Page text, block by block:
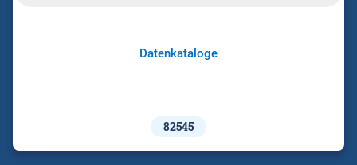
Datenkataloge
82545